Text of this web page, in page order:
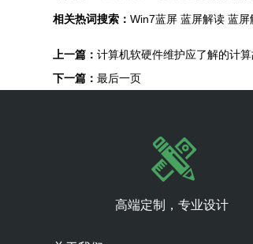
相关热词搜索：Win7蓝屏 蓝屏解读 蓝屏
上一篇：计算机软硬件维护应了解的计
下一篇：最后一页
高端定制，专业设计